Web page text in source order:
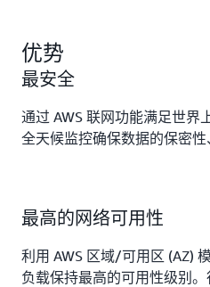
优势
最安全
通过 AWS 联网功能满足世界
全天候监控确保数据的保密性
最高的网络可用性
利用 AWS 区域/可用区 (AZ)
负载保持最高的可用性级别